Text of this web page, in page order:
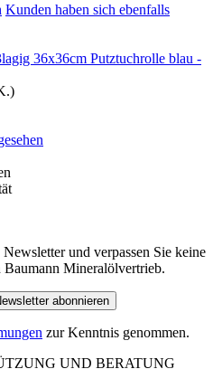
Kunden haben sich ebenfalls
Putztuchrolle blau -
und verpassen Sie keine
Mineralölvertrieb.
abonnieren
zur Kenntnis genommen.
UND BERATUNG